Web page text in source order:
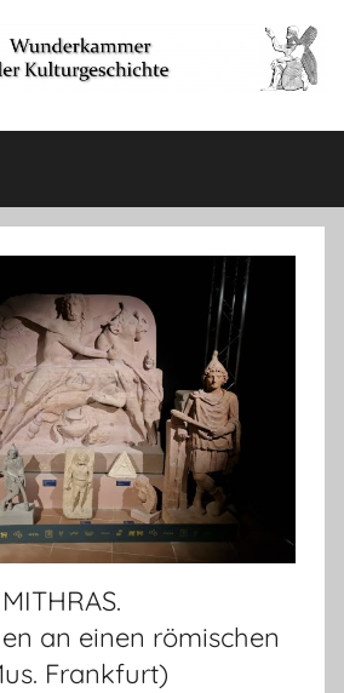
an einen römischen
Frankfurt)